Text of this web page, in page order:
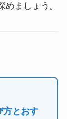
ましょう。
方とおす